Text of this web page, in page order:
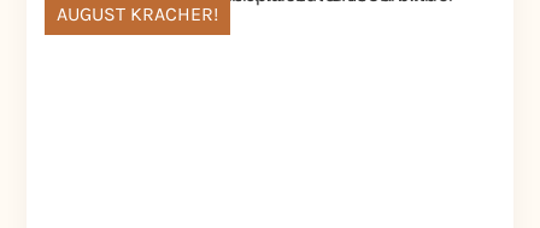
AUGUST KRACHER!